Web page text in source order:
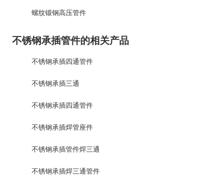
螺纹锻钢高压管件
不锈钢承插管件的相关产品
不锈钢承插四通管件
不锈钢承插三通
不锈钢承插四通管件
不锈钢承插焊管座件
不锈钢承插管件焊三通
不锈钢承插焊三通管件